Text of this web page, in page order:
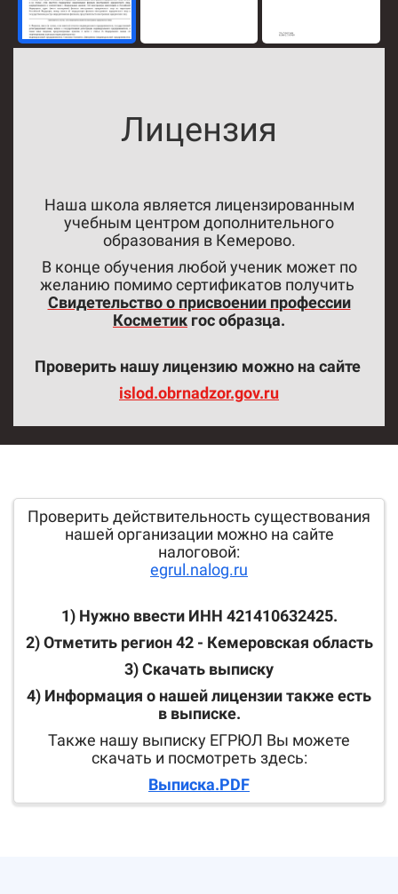
Лицензия
Наша школа является лицензированным
учебным центром дополнительного
образования в Кемерово.
В конце обучения любой ученик может по
желанию помимо сертификатов получить
Свидетельство о присвоении профессии
Косметик гос образца.
Проверить нашу лицензию можно на сайте
islod.obrnadzor.gov.ru
Проверить действительность существования
нашей организации можно на сайте
налоговой:
egrul.nalog.ru
1) Нужно ввести ИНН 421410632425.
2) Отметить регион 42 - Кемеровская область
3) Скачать выписку
4) Информация о нашей лицензии также есть
в выписке.
Также нашу выписку ЕГРЮЛ Вы можете
скачать и посмотреть здесь:
Выписка.PDF